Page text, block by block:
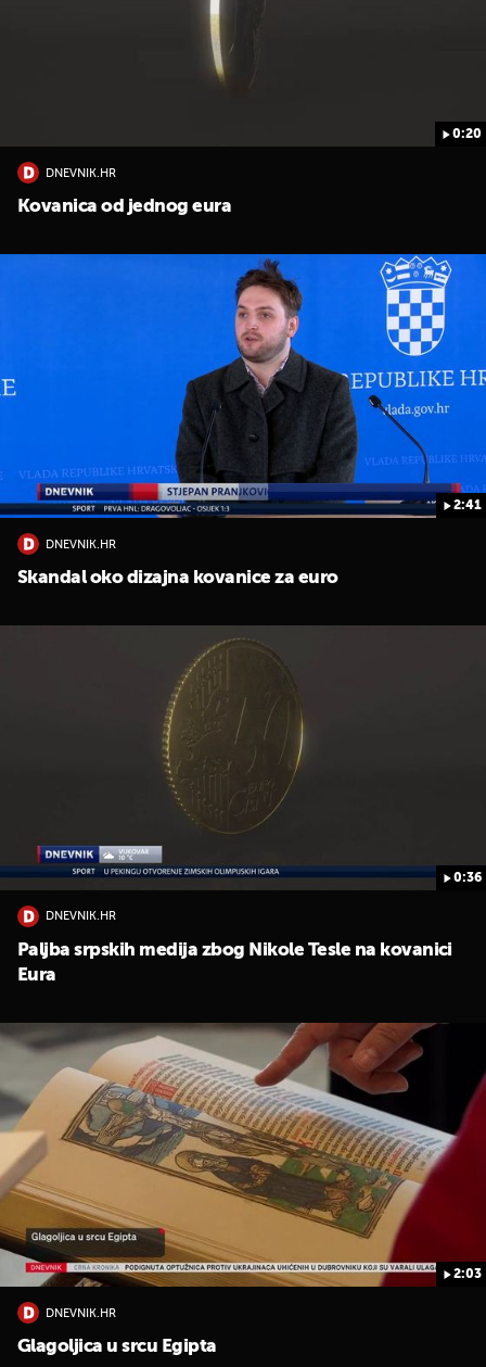
0:20
DNEVNIK.HR
Kovanica od jednog eura
2:41
DNEVNIK.HR
Skandal oko dizajna kovanice za euro
0:36
DNEVNIK.HR
Paljba srpskih medija zbog Nikole Tesle na kovanici
Eura
2:03
DNEVNIK.HR
Glagoljica u srcu Egipta
UKLJUČITE NOTIFIKACIJE